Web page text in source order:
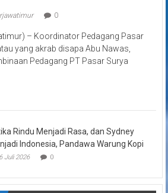
0
– Koordinator Pedagang Pasar
yang akrab disapa Abu Nawas,
Pedagang PT Pasar Surya
Rindu Menjadi Rasa, dan Sydney
Indonesia, Pandawa Warung Kopi
6 Juli 2026 0